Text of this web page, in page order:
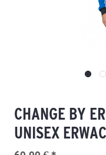
CHANGE BY
UNISEX